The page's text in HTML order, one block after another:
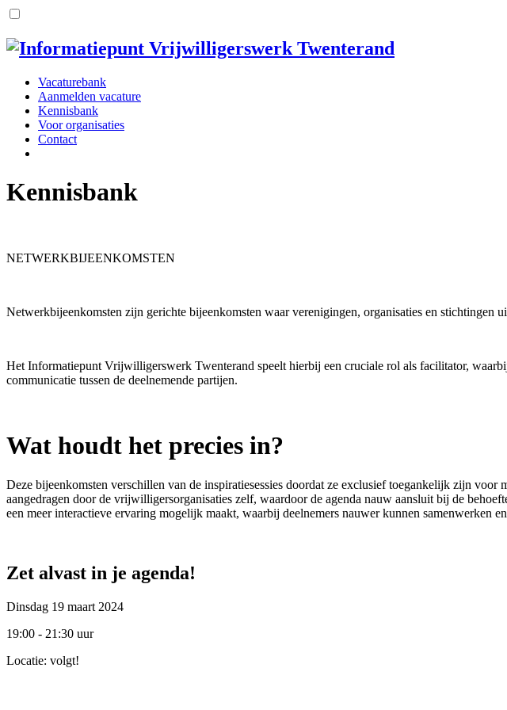
Vacaturebank
Aanmelden vacature
Kennisbank
Voor organisaties
Contact
Kennisbank
NETWERKBIJEENKOMSTEN
Netwerkbijeenkomsten zijn gerichte bijeenkomsten waar verenigingen, organisaties en stichtingen
Het Informatiepunt Vrijwilligerswerk Twenterand speelt hierbij een cruciale rol als facilitator,
communicatie tussen de deelnemende partijen.
Wat houdt het precies in?
Deze bijeenkomsten verschillen van de inspiratiesessies doordat ze exclusief toegankelijk zijn
aangedragen door de vrijwilligersorganisaties zelf, waardoor de agenda nauw aansluit bij de
een meer interactieve ervaring mogelijk maakt, waarbij deelnemers nauwer kunnen samenwerken
Zet alvast in je agenda!
Dinsdag 19 maart 2024
19:00 - 21:30 uur
Locatie: volgt!